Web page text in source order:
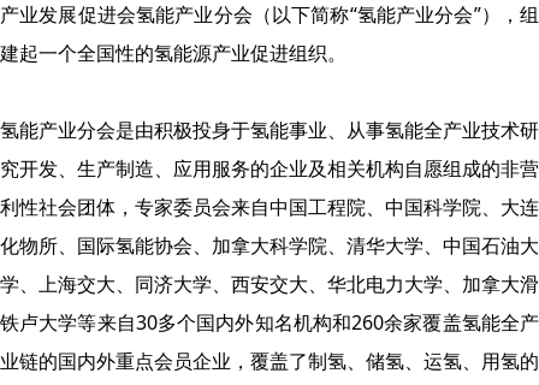
产业发展促进会氢能产业分会（以下简称“氢能产业分会”），组
建起一个全国性的氢能源产业促进组织。
氢能产业分会是由积极投身于氢能事业、从事氢能全产业技术研
究开发、生产制造、应用服务的企业及相关机构自愿组成的非营
利性社会团体，专家委员会来自中国工程院、中国科学院、大连
化物所、国际氢能协会、加拿大科学院、清华大学、中国石油大
学、上海交大、同济大学、西安交大、华北电力大学、加拿大滑
铁卢大学等来自30多个国内外知名机构和260余家覆盖氢能全产
业链的国内外重点会员企业，覆盖了制氢、储氢、运氢、用氢的